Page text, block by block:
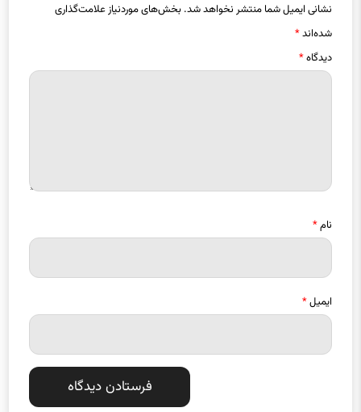
شده‌اند*
دیدگاه*
ایمیل*